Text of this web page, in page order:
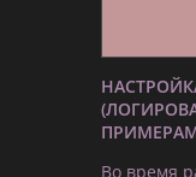
Во время